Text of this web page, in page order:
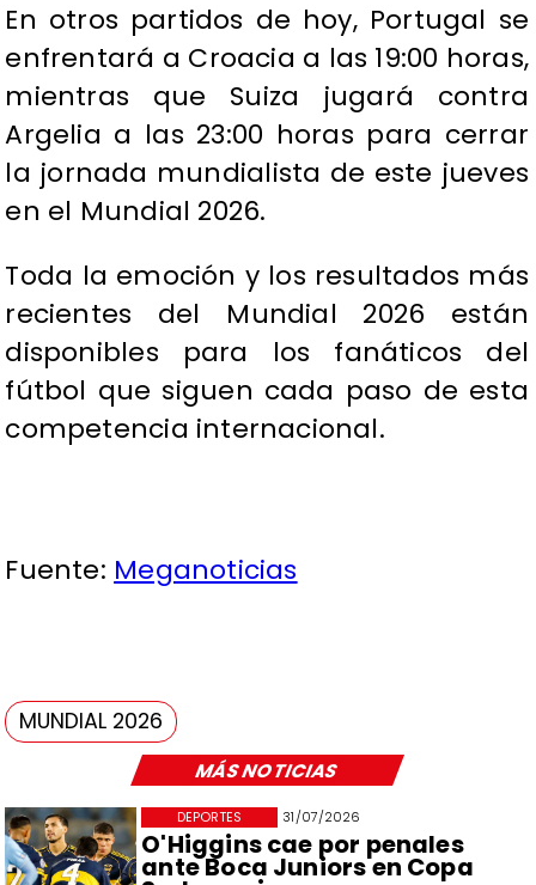
MÁS NOTICIAS
31/07/2026
O'Higgins cae por penales
ante Boca Juniors en Copa
DEPORTES
En otros partidos de hoy, Portugal se
enfrentará a Croacia a las 19:00 horas,
mientras que Suiza jugará contra
Argelia a las 23:00 horas para cerrar
la jornada mundialista de este jueves
en el Mundial 2026.
​Toda la emoción y los resultados más
recientes del Mundial 2026 están
disponibles para los fanáticos del
fútbol que siguen cada paso de esta
competencia internacional.
Fuente: Meganoticias
MUNDIAL 2026